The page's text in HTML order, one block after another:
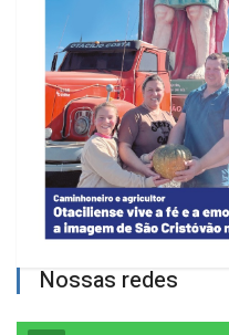
Nossas redes